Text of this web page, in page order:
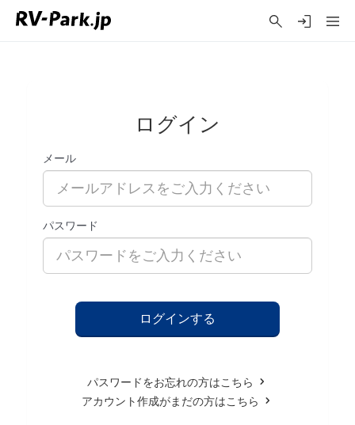
ログイン
メール
パスワード
パスワードをお忘れの方はこちら
アカウント作成がまだの方はこちら